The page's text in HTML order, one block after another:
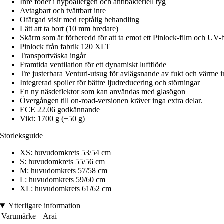
Inre foder i hypoallergen och antibakteriell tyg
Avtagbart och tvättbart inre
Ofärgad visir med reptålig behandling
Lätt att ta bort (10 mm bredare)
Skärm som är förberedd för att ta emot ett Pinlock-film och UV-
Pinlock från fabrik 120 XLT
Transportväska ingår
Framtida ventilation för ett dynamiskt luftflöde
Tre justerbara Venturi-utsug för avlägsnande av fukt och värme
Integrerad spoiler för bättre ljudreducering och störningar
En ny näsdeflektor som kan användas med glasögon
Övergången till on-road-versionen kräver inga extra delar.
ECE 22.06 godkännande
Vikt: 1700 g (±50 g)
Storleksguide
XS: huvudomkrets 53/54 cm
S: huvudomkrets 55/56 cm
M: huvudomkrets 57/58 cm
L: huvudomkrets 59/60 cm
XL: huvudomkrets 61/62 cm
Ytterligare information
Varumärke
Arai